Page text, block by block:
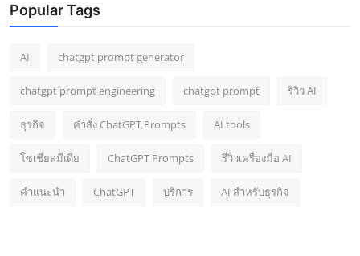
Popular Tags
AI chatgpt prompt generator
chatgpt prompt engineering chatgpt prompt รีวิว AI
ธุรกิจ คำสั่ง ChatGPT Prompts AI tools
โซเชียลมีเดีย ChatGPT Prompts รีวิวเครื่องมือ AI
คำแนะนำ ChatGPT บริการ AI สำหรับธุรกิจ